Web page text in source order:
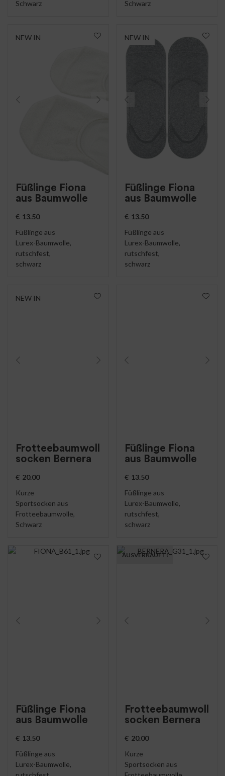
Schwarz
Schwarz
NEW IN
Füßlinge Fiona
aus Baumwolle
€ 13.50
Füßlinge aus
Lurex-Baumwolle,
rutschfest,
schwarz
NEW IN
Füßlinge Fiona
aus Baumwolle
€ 13.50
Füßlinge aus
Lurex-Baumwolle,
rutschfest,
schwarz
NEW IN
Frotteebaumwoll
socken Bernera
€ 20.00
Kurze
Sportsocken aus
Frotteebaumwolle,
Schwarz
Füßlinge Fiona
aus Baumwolle
€ 13.50
Füßlinge aus
Lurex-Baumwolle,
rutschfest,
schwarz
Füßlinge Fiona
aus Baumwolle
€ 13.50
Füßlinge aus
Lurex-Baumwolle,
Frotteebaumwoll
socken Bernera
€ 20.00
Kurze
Sportsocken aus
AUSVERKAUFT!